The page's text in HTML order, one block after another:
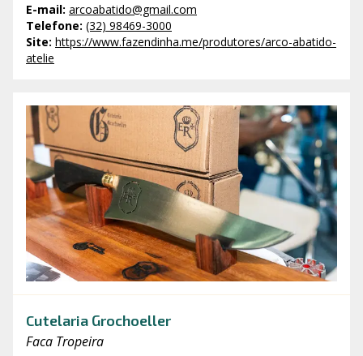
E-mail: arcoabatido@gmail.com
Telefone: (32) 98469-3000
Site: https://www.fazendinha.me/produtores/arco-abatido-
atelie
Cutelaria Grochoeller
Faca Tropeira